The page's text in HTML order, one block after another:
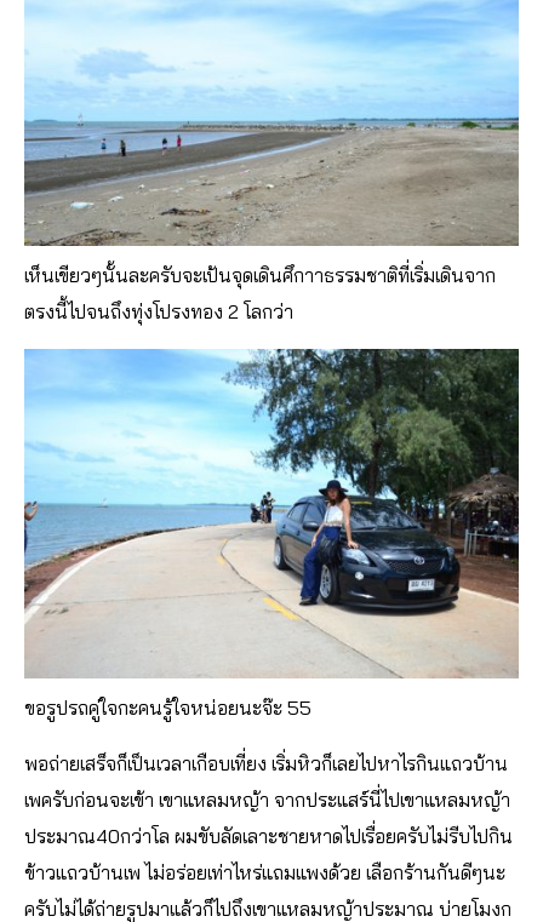
เห็นเขียวๆนั้นละครับจะเป้นจุดเดินศึกาาธรรมชาติที่เริ่มเดินจาก
ตรงนี้ไปจนถึงทุ่งโปรงทอง 2 โลกว่า
ขอรูปรถคู่ใจกะคนรู้ใจหน่อยนะจ๊ะ 55
พอถ่ายเสร็จก็เป็นเวลาเกือบเที่ยง เริ่มหิวก็เลยไปหาไรกินแถวบ้าน
เพครับก่อนจะเข้า เขาแหลมหญ้า จากประแสร์นี่ไปเขาแหลมหญ้า
ประมาณ40กว่าโล ผมขับลัดเลาะชายหาดไปเรื่อยครับไม่รีบไปกิน
ข้าวแถวบ้านเพ ไม่อร่อยเท่าไหร่แถมแพงด้วย เลือกร้านกันดีๆนะ
ครับไม่ได้ถ่ายรูปมาแล้วก็ไปถึงเขาแหลมหญ้าประมาณ บ่ายโมงก